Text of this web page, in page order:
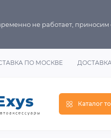
не работает, приносим
ПО МОСКВЕ
Каталог